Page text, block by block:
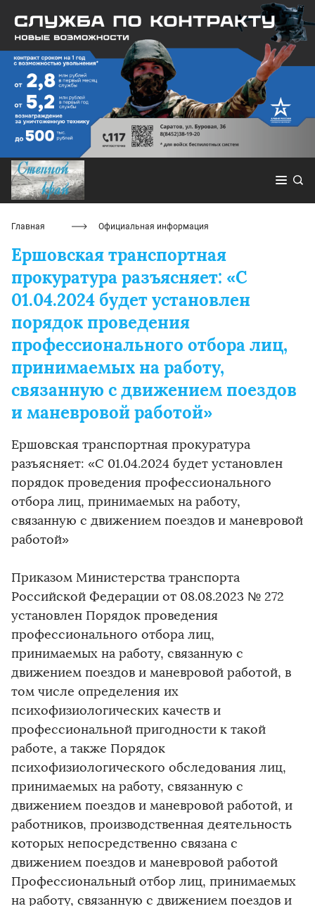
Главная Официальная информация
Ершовская транспортная
прокуратура разъясняет: «С
01.04.2024 будет установлен
порядок проведения
профессионального отбора лиц,
принимаемых на работу,
связанную с движением поездов
и маневровой работой»
Ершовская транспортная прокуратура
разъясняет: «С 01.04.2024 будет установлен
порядок проведения профессионального
отбора лиц, принимаемых на работу,
связанную с движением поездов и маневровой
работой»
Приказом Министерства транспорта
Российской Федерации от 08.08.2023 № 272
установлен Порядок проведения
профессионального отбора лиц,
принимаемых на работу, связанную с
движением поездов и маневровой работой, в
том числе определения их
психофизиологических качеств и
профессиональной пригодности к такой
работе, а также Порядок
психофизиологического обследования лиц,
принимаемых на работу, связанную с
движением поездов и маневровой работой, и
работников, производственная деятельность
которых непосредственно связана с
движением поездов и маневровой работой
Профессиональный отбор лиц, принимаемых
на работу, связанную с движением поездов и